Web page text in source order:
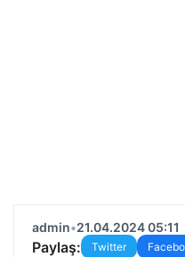
admin•21.04.2024 05:11
Paylaş: Twitter